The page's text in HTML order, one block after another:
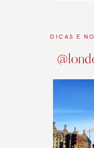
DICAS E